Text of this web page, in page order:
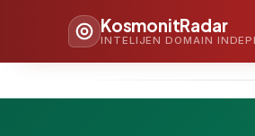
KosmonitRadar
INTELIJEN DOMAIN